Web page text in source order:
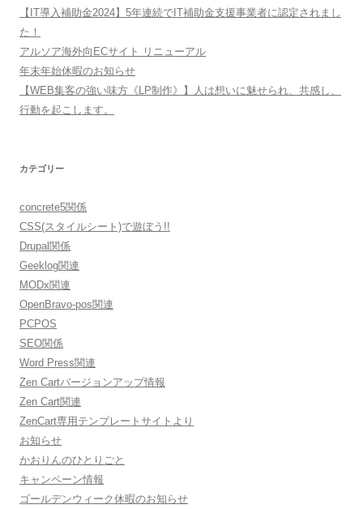
【IT導入補助金2024】5年連続でIT補助金支援事業者に認定されまし
た！
アルソア海外向ECサイト リニューアル
年末年始休暇のお知らせ
【WEB集客の強い味方《LP制作》】人は想いに魅せられ、共感し、
行動を起こします。
カテゴリー
concrete5関係
CSS(スタイルシート)で遊ぼう!!
Drupal関係
Geeklog関連
MODx関連
OpenBravo-pos関連
PCPOS
SEO関係
Word Press関連
Zen Cartバージョンアップ情報
Zen Cart関連
ZenCart専用テンプレートサイトより
お知らせ
かおりんのひとりごと
キャンペーン情報
ゴールデンウィーク休暇のお知らせ